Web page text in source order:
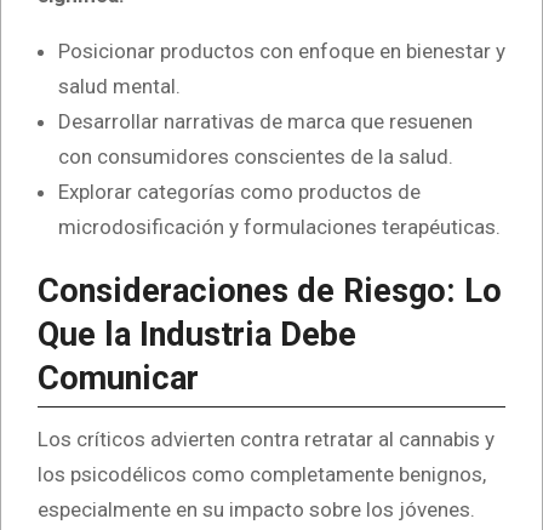
Posicionar productos con enfoque en bienestar y
salud mental.
Desarrollar narrativas de marca que resuenen
con consumidores conscientes de la salud.
Explorar categorías como productos de
microdosificación y formulaciones terapéuticas.
Consideraciones de Riesgo: Lo
Que la Industria Debe
Comunicar
Los críticos advierten contra retratar al cannabis y
los psicodélicos como completamente benignos,
especialmente en su impacto sobre los jóvenes.